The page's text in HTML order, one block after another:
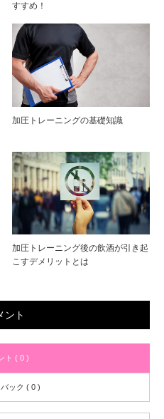
すすめ！
加圧トレーニングの基礎知識
加圧トレーニング後の飲酒が引き起
こすデメリットとは
ント
ト ( 0 )
バック ( 0 )